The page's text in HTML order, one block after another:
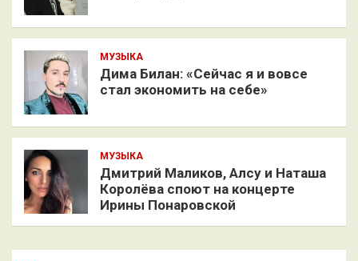
МУЗЫКА
Дима Билан: «Сейчас я и вовсе
стал экономить на себе»
МУЗЫКА
Дмитрий Маликов, Алсу и Наташа
Королёва споют на концерте
Ирины Понаровской